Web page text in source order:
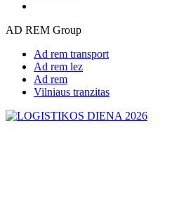
AD REM Group
Ad rem transport
Ad rem lez
Ad rem
Vilniaus tranzitas